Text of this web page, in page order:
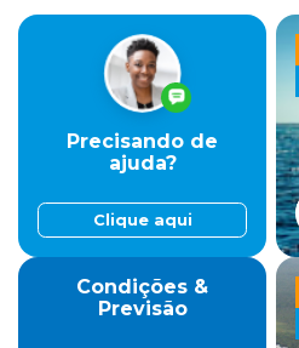
Precisando de
ajuda?
Clique aqui
Condições &
Previsão